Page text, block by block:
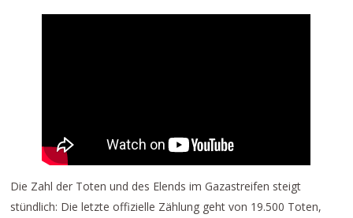
Die Zahl der Toten und des Elends im Gazastreifen steigt
stündlich: Die letzte offizielle Zählung geht von 19.500 Toten,